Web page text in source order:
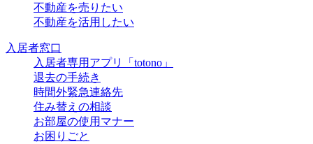
不動産を売りたい
不動産を活用したい
入居者窓口
入居者専用アプリ「totono」
退去の手続き
時間外緊急連絡先
住み替えの相談
お部屋の使用マナー
お困りごと